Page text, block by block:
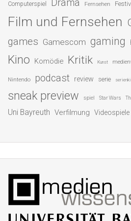
Computerspiel Drama Fernsehen
Film und Fernsehen
games Gamescom gaming
Kino Komödie Kritik Kunst
Nintendo podcast review serie
sneak preview spiel Star Wars
Uni Bayreuth Verfilmung Videospiele